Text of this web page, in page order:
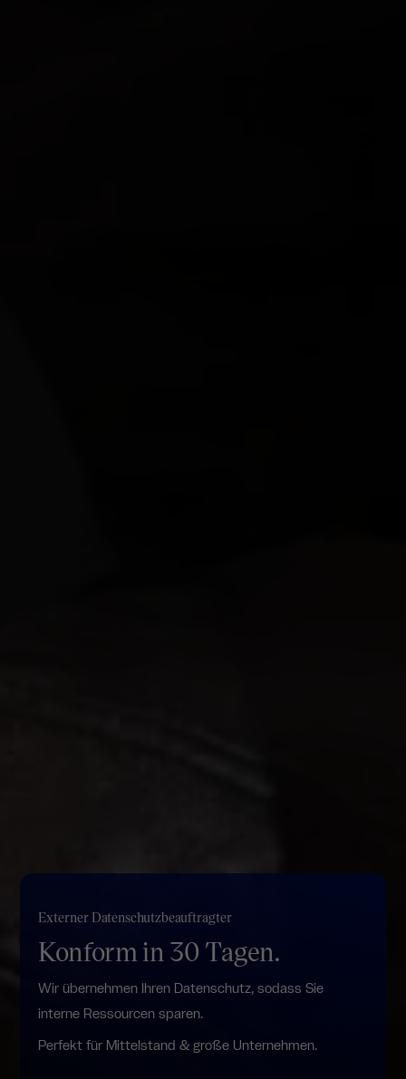
Externer Datenschutzbeauftragter
Konform in 30 Tagen.
Wir übernehmen Ihren Datenschutz, sodass Sie
interne Ressourcen sparen.
Perfekt für Mittelstand & große Unternehmen.